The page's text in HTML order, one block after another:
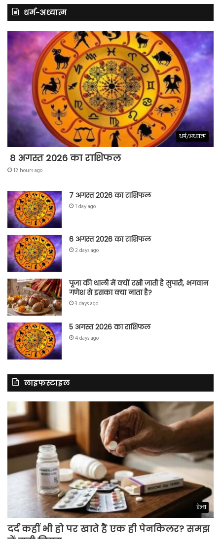
धर्म-अध्यात्म
धर्म/अध्यात्म
8 अगस्त 2026 का राशिफल
12 hours ago
7 अगस्त 2026 का राशिफल
1 day ago
6 अगस्त 2026 का राशिफल
2 days ago
पूजा की थाली में क्यों रखी जाती है सुपारी, भगवान
गणेश से इसका क्या नाता है?
3 days ago
5 अगस्त 2026 का राशिफल
4 days ago
लाइफस्टाइल
हेल्थ
दर्द कहीं भी हो पर खाते हैं एक ही पेनकिलर? समझ